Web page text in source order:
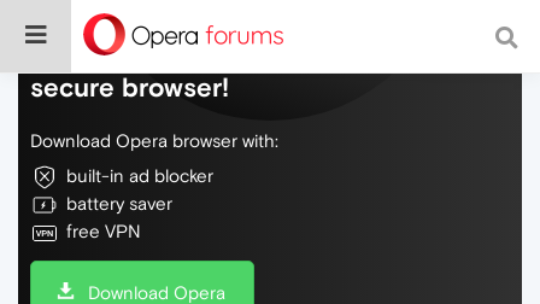
Do more on the web, with a fast and
secure browser!
Download Opera browser with:
built-in ad blocker
battery saver
free VPN
Download Opera